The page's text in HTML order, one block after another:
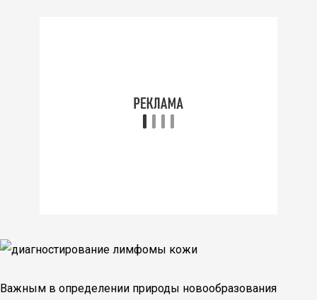
Важным в определении природы новообразования